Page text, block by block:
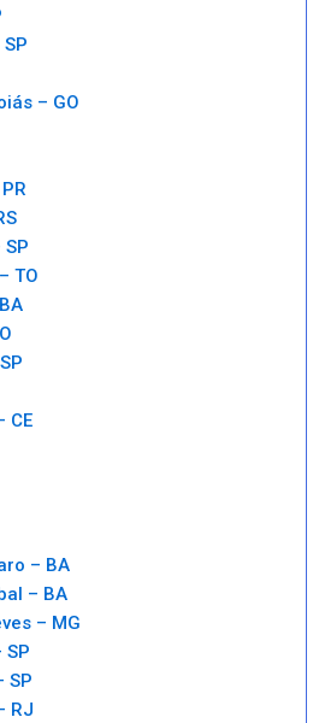
– GO
TO
CE
– BA
– BA
– MG
SP
SP
RJ